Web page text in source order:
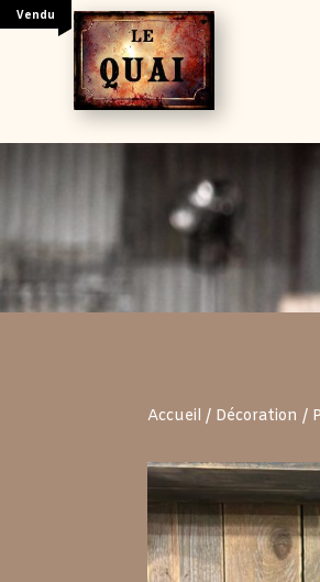
Vendu
Your content goes
settings and even apply
Accueil / Décoration /